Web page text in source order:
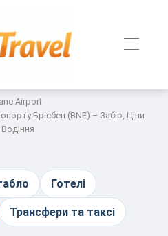
Airport
Брісбен (BNE) – Забір, Ціни
Готелі
Трансфери та таксі